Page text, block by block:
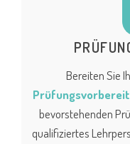
Bereiten Sie
bevorstehenden
qualifiziertes